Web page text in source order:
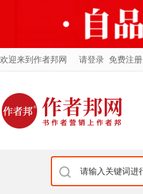
欢迎来到作者邦网 请登录 免费注册